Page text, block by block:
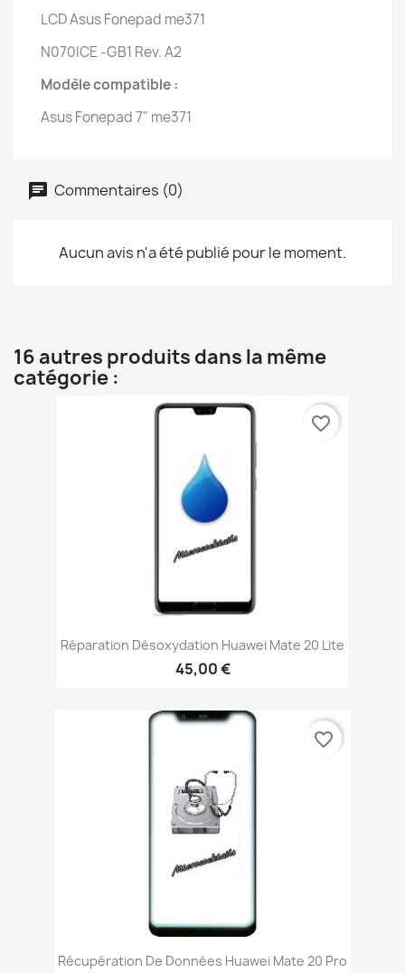
LCD Asus Fonepad me371
N070ICE -GB1 Rev. A2
Modèle compatible :
Asus Fonepad 7" me371
Commentaires (0)
Aucun avis n'a été publié pour le moment.
16 autres produits dans la même
catégorie :
Réparation Désoxydation Huawei Mate 20 Lite
45,00 €
favorite_border
Récupération De Données Huawei Mate 20 Pro
favorite_border